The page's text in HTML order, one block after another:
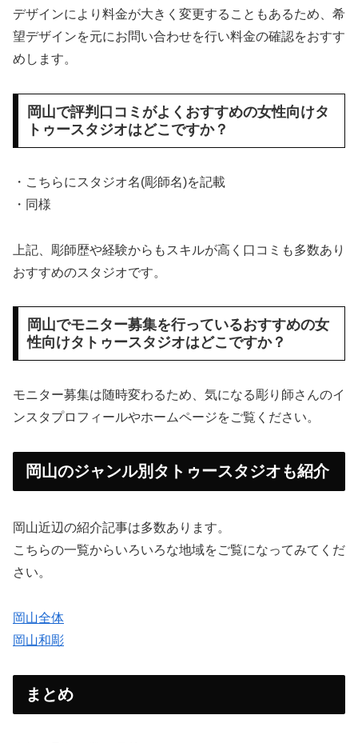
デザインにより料金が大きく変更することもあるため、希
望デザインを元にお問い合わせを行い料金の確認をおすす
めします。
岡山で評判口コミがよくおすすめの女性向けタ
トゥースタジオはどこですか？
・こちらにスタジオ名(彫師名)を記載
・同様
上記、彫師歴や経験からもスキルが高く口コミも多数あり
おすすめのスタジオです。
岡山でモニター募集を行っているおすすめの女
性向けタトゥースタジオはどこですか？
モニター募集は随時変わるため、気になる彫り師さんのイ
ンスタプロフィールやホームページをご覧ください。
岡山のジャンル別タトゥースタジオも紹介
岡山近辺の紹介記事は多数あります。
こちらの一覧からいろいろな地域をご覧になってみてくだ
さい。
岡山全体
岡山和彫
まとめ